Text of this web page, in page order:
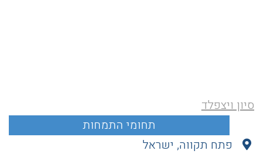
סיון ויצפלד
פתח תקווה, ישראל